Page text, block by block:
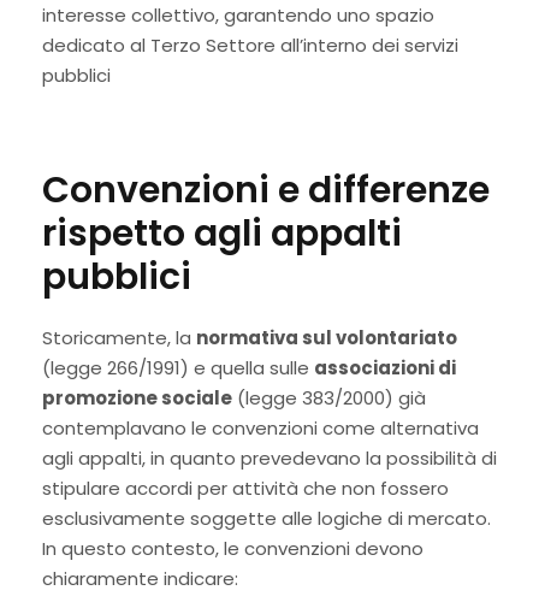
interesse collettivo, garantendo uno spazio
dedicato al Terzo Settore all’interno dei servizi
pubblici
Convenzioni e differenze
rispetto agli appalti
pubblici
Storicamente, la normativa sul volontariato
(legge 266/1991) e quella sulle associazioni di
promozione sociale (legge 383/2000) già
contemplavano le convenzioni come alternativa
agli appalti, in quanto prevedevano la possibilità di
stipulare accordi per attività che non fossero
esclusivamente soggette alle logiche di mercato.
In questo contesto, le convenzioni devono
chiaramente indicare: